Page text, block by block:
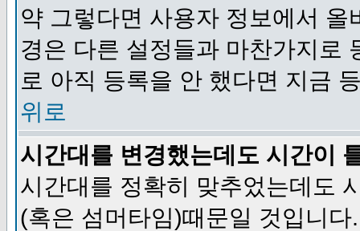
약 그렇다면 사용자 정보에서
경은 다른 설정들과 마찬가지로
로 아직 등록을 안 했다면 지금
위로
시간대를 변경했는데도 시간이
시간대를 정확히 맞추었는데도
(혹은 섬머타임)때문일 것입니